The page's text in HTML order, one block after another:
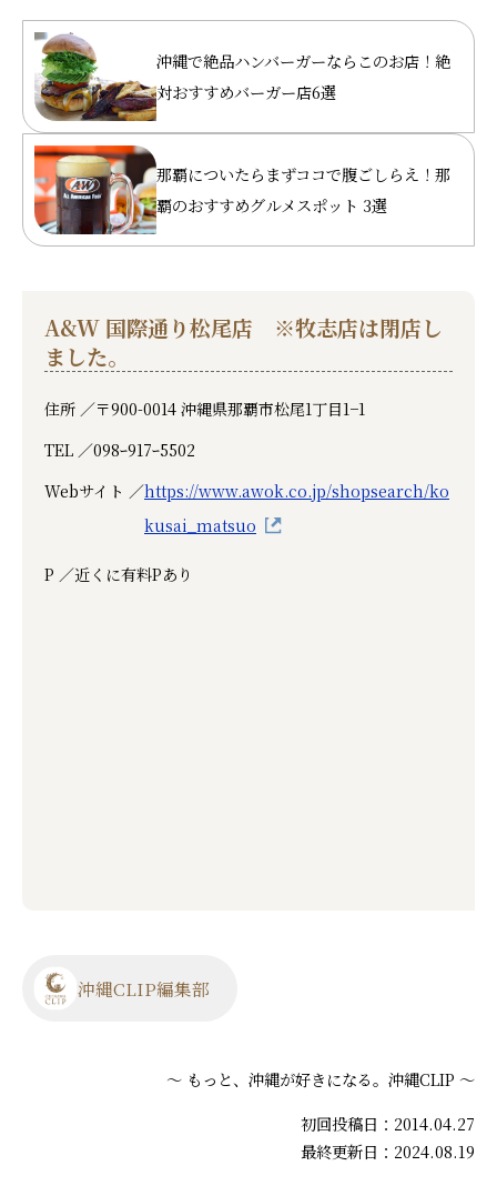
沖縄で絶品ハンバーガーならこのお店！絶
対おすすめバーガー店6選
那覇についたらまずココで腹ごしらえ！那
覇のおすすめグルメスポット 3選
A&W 国際通り松尾店 ※牧志店は閉店し
ました。
住所 ／〒900-0014 沖縄県那覇市松尾1丁目1−1
TEL ／098ｰ917ｰ5502
Webサイト ／https://www.awok.co.jp/shopsearch/ko
kusai_matsuo
P ／近くに有料Pあり
沖縄CLIP編集部
～ もっと、沖縄が好きになる。沖縄CLIP ～
初回投稿日：2014.04.27
最終更新日：2024.08.19